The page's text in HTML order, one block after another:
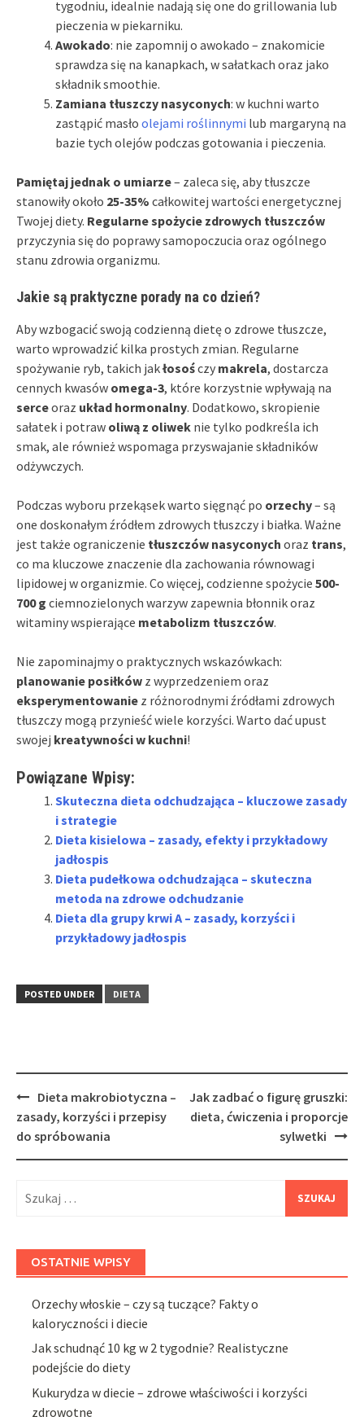
tygodniu, idealnie nadają się one do grillowania lub
pieczenia w piekarniku.
Awokado: nie zapomnij o awokado – znakomicie
sprawdza się na kanapkach, w sałatkach oraz jako
składnik smoothie.
Zamiana tłuszczy nasyconych: w kuchni warto
zastąpić masło olejami roślinnymi lub margaryną na
bazie tych olejów podczas gotowania i pieczenia.
Pamiętaj jednak o umiarze– zaleca się, aby tłuszcze
stanowiły około 25-35% całkowitej wartości energetycznej
Twojej diety. Regularne spożycie zdrowych tłuszczów
przyczynia się do poprawy samopoczucia oraz ogólnego
stanu zdrowia organizmu.
Jakie są praktyczne porady na co dzień?
Aby wzbogacić swoją codzienną dietę o zdrowe tłuszcze,
warto wprowadzić kilka prostych zmian. Regularne
spożywanie ryb, takich jakłosośczy makrela, dostarcza
cennych kwasów omega-3, które korzystnie wpływają na
serceoraz układ hormonalny. Dodatkowo, skropienie
sałatek i potraw oliwą z oliwek nie tylko podkreśla ich
smak, ale również wspomaga przyswajanie składników
odżywczych.
Podczas wyboru przekąsek warto sięgnąć po orzechy– są
one doskonałym źródłem zdrowych tłuszczy i białka. Ważne
jest także ograniczenie tłuszczów nasyconych oraz trans,
co ma kluczowe znaczenie dla zachowania równowagi
lipidowej w organizmie. Co więcej, codzienne spożycie 500-
700 g ciemnozielonych warzyw zapewnia błonnik oraz
witaminy wspierające metabolizm tłuszczów.
Nie zapominajmy o praktycznych wskazówkach:
planowanie posiłków z wyprzedzeniem oraz
eksperymentowanie z różnorodnymi źródłami zdrowych
tłuszczy mogą przynieść wiele korzyści. Warto dać upust
swojej kreatywności w kuchni!
Powiązane Wpisy:
Skuteczna dieta odchudzająca – kluczowe zasady
i strategie
Dieta kisielowa – zasady, efekty i przykładowy
jadłospis
Dieta pudełkowa odchudzająca – skuteczna
metoda na zdrowe odchudzanie
Dieta dla grupy krwi A – zasady, korzyści i
przykładowy jadłospis
POSTED UNDER DIETA
Post
navigation
Dieta makrobiotyczna –
zasady, korzyści i przepisy
do spróbowania
Jak zadbać o figurę gruszki:
dieta, ćwiczenia i proporcje
sylwetki
OSTATNIE WPISY
Orzechy włoskie – czy są tuczące? Fakty o
kaloryczności i diecie
Jak schudnąć 10 kg w 2 tygodnie? Realistyczne
podejście do diety
Kukurydza w diecie – zdrowe właściwości i korzyści
zdrowotne